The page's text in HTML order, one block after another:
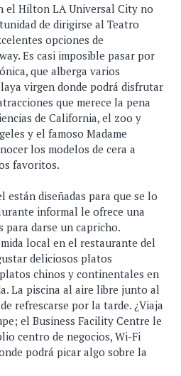
el Hilton LA Universal City no
de dirigirse al Teatro
opciones de
Es casi imposible pasar por
que alberga varios
virgen donde podrá disfrutar
que merece la pena
de California, el zoo y
y el famoso Madame
los modelos de cera a
favoritos.
diseñadas para que se lo
informal le ofrece una
para darse un capricho.
local en el restaurante del
deliciosos platos
chinos y continentales en
La piscina al aire libre junto al
refrescarse por la tarde. ¿Viaja
el Business Facility Centre le
centro de negocios, Wi-Fi
podrá picar algo sobre la